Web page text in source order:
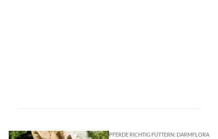
PFERDE RICHTIG FÜTTERN: DARMFLORA